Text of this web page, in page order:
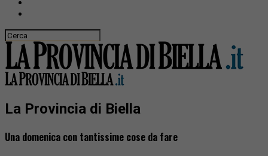
La Provincia di Biella
Una domenica con tantissime cose da fare